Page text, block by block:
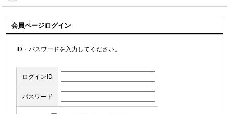
会員ページログイン
ID・パスワードを入力してください。
ログインID
パスワード